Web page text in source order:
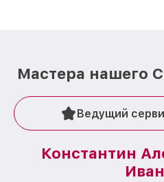
Мастера нашего
Ведущий
Константин